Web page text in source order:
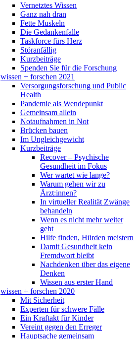
Vernetztes Wissen
Ganz nah dran
Fette Muskeln
Die Gedankenfalle
Taskforce fürs Herz
Störanfällig
Kurzbeiträge
Spenden Sie für die Forschung
wissen + forschen 2021
Versorgungsforschung und Public
Health
Pandemie als Wendepunkt
Gemeinsam allein
Notaufnahmen in Not
Brücken bauen
Im Ungleichgewicht
Kurzbeiträge
Recover – Psychische
Gesundheit im Fokus
Wer wartet wie lange?
Warum gehen wir zu
Ärzt:innen?
In virtueller Realität Zwänge
behandeln
Wenn es nicht mehr weiter
geht
Hilfe finden, Hürden meistern
Damit Gesundheit kein
Fremdwort bleibt
Nachdenken über das eigene
Denken
Wissen aus erster Hand
wissen + forschen 2020
Mit Sicherheit
Experten für schwere Fälle
Ein Kraftakt für Kinder
Vereint gegen den Erreger
Hauptsache gemeinsam